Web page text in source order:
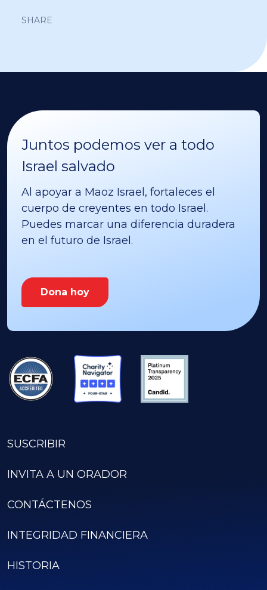
SHARE
Juntos podemos ver a todo
Israel salvado
Al apoyar a Maoz Israel, fortaleces el
cuerpo de creyentes en todo Israel.
Puedes marcar una diferencia duradera
en el futuro de Israel.
Dona hoy
SUSCRIBIR
INVITA A UN ORADOR
CONTÁCTENOS
INTEGRIDAD FINANCIERA
HISTORIA